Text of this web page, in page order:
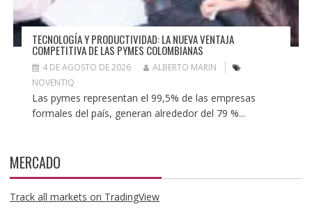
TECNOLOGÍA Y PRODUCTIVIDAD: LA NUEVA VENTAJA
COMPETITIVA DE LAS PYMES COLOMBIANAS
4 DE AGOSTO DE 2026
ALBERTO MARIN
NOVENTIQ
Las pymes representan el 99,5% de las empresas
formales del país, generan alrededor del 79 %...
MERCADO
Track all markets on TradingView